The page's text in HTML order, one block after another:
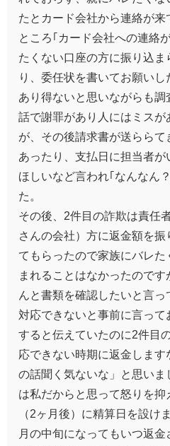
たとカード会社から連絡が
ところ｢カード会社への連絡
たくない口座の方に振り込
り、委任状を書いてお願い
あり得ないと思いながらも
話で謝罪があり人にはミス
が、その後請求書が送らら
あったり、支払日に担当者が
ほしいなど言われ｢なんなん
た。
その後、2件目の詐欺は責任
さんの会社）方に返金額を振
てもらったので家族にバレた
まれることはなかったので
んと書類を確認したいと言
対応できないと事前に言っ
すると伝えていたのに2件目
応できない時期に返金します
の話聞く気ないな」と思い
は私だからと思って怒りを
（2ヶ月後）に精算日を設け
月の中旬になってもいつ返